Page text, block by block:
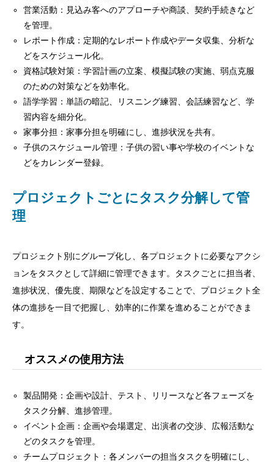
営業活動：見込み客へのアプローチや商談、契約手続きなど
を管理。
レポート作成：定期的なレポート作成やデータ収集、分析な
どをスケジュール化。
資格試験対策：学習計画の立案、模擬試験の実施、弱点克服
のための対策などを効率化。
語学学習：単語の暗記、リスニング練習、会話練習など、学
習内容を細分化。
家事分担：家事分担を明確にし、進捗状況を共有。
子供のスケジュール管理：子供の習い事や学校のイベントな
どをカレンダー登録。
プロジェクトごとにタスク分解して管
理
プロジェクト別にグループ化し、各プロジェクトに必要なアクシ
ョンをタスクとして詳細に管理できます。タスクごとに担当者、
進捗状況、優先度、期限などを設定することで、プロジェクト全
体の進捗を一目で把握し、効率的に作業を進めることができま
す。
オススメの使用方法
製品開発：企画や設計、テスト、リリースなど各フェーズを
タスク分解、進捗管理。
イベント企画：企画や会場選定、出演者の交渉、広報活動な
どのタスクを管理。
チームプロジェクト：各メンバーの担当タスクを明確にし、